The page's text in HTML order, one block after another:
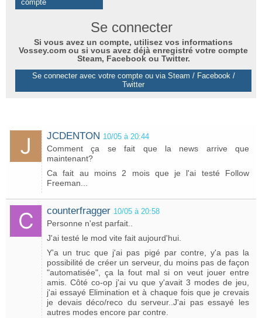
compte
Se connecter
Si vous avez un compte, utilisez vos informations
Vossey.com ou si vous avez déjà enregistré votre compte
Steam, Facebook ou Twitter.
Se connecter avec votre compte ou via Steam / Facebook /
Twitter
JCDENTON 10/05 à 20:44
Comment ça se fait que la news arrive que
maintenant?
Ca fait au moins 2 mois que je l'ai testé Follow
Freeman...
counterfragger 10/05 à 20:58
Personne n'est parfait..
J'ai testé le mod vite fait aujourd'hui.
Y'a un truc que j'ai pas pigé par contre, y'a pas la
possibilité de créer un serveur, du moins pas de façon
"automatisée", ça la fout mal si on veut jouer entre
amis. Côté co-op j'ai vu que y'avait 3 modes de jeu,
j'ai essayé Elimination et à chaque fois que je crevais
je devais déco/reco du serveur..J'ai pas essayé les
autres modes encore par contre.